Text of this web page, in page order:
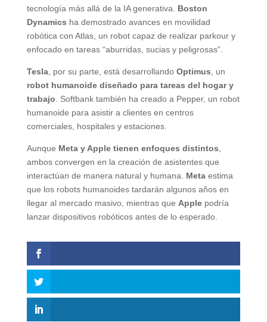
tecnología más allá de la IA generativa. Boston
Dynamics ha demostrado avances en movilidad
robótica con Atlas, un robot capaz de realizar parkour y
enfocado en tareas “aburridas, sucias y peligrosas”.
Tesla, por su parte, está desarrollando Optimus , un
robot humanoide diseñado para tareas del hogar y
trabajo . Softbank también ha creado a Pepper, un robot
humanoide para asistir a clientes en centros
comerciales, hospitales y estaciones.
Aunque Meta y Apple tienen enfoques distintos
ambos convergen en la creación de asistentes que
interactúan de manera natural y humana. Meta estima
que los robots humanoides tardarán algunos años en
llegar al mercado masivo, mientras que Apple podría
lanzar dispositivos robóticos antes de lo esperado.